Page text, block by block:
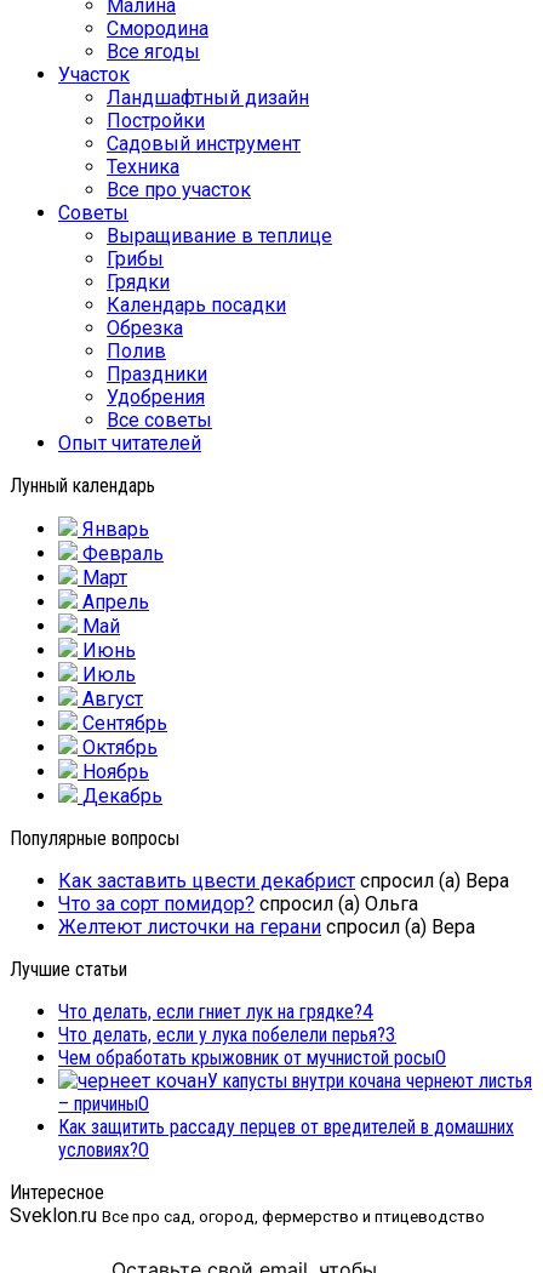
Малина
Смородина
Все ягоды
Участок
Ландшафтный дизайн
Постройки
Садовый инструмент
Техника
Все про участок
Советы
Выращивание в теплице
Грибы
Грядки
Календарь посадки
Обрезка
Полив
Праздники
Удобрения
Все советы
Опыт читателей
Лунный календарь
Январь
Февраль
Март
Апрель
Май
Июнь
Июль
Август
Сентябрь
Октябрь
Ноябрь
Декабрь
Популярные вопросы
Как заставить цвести декабрист спросил (а) Вера
Что за сорт помидор? спросил (а) Ольга
Желтеют листочки на герани спросил (а) Вера
Лучшие статьи
Что делать, если гниет лук на грядке?4
Что делать, если у лука побелели перья?3
Чем обработать крыжовник от мучнистой росы0
У капусты внутри кочана чернеют листья
– причины0
Как защитить рассаду перцев от вредителей в домашних
условиях?0
Интересное
Sveklon.ru Все про сад, огород, фермерство и птицеводство